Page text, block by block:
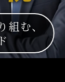
む、